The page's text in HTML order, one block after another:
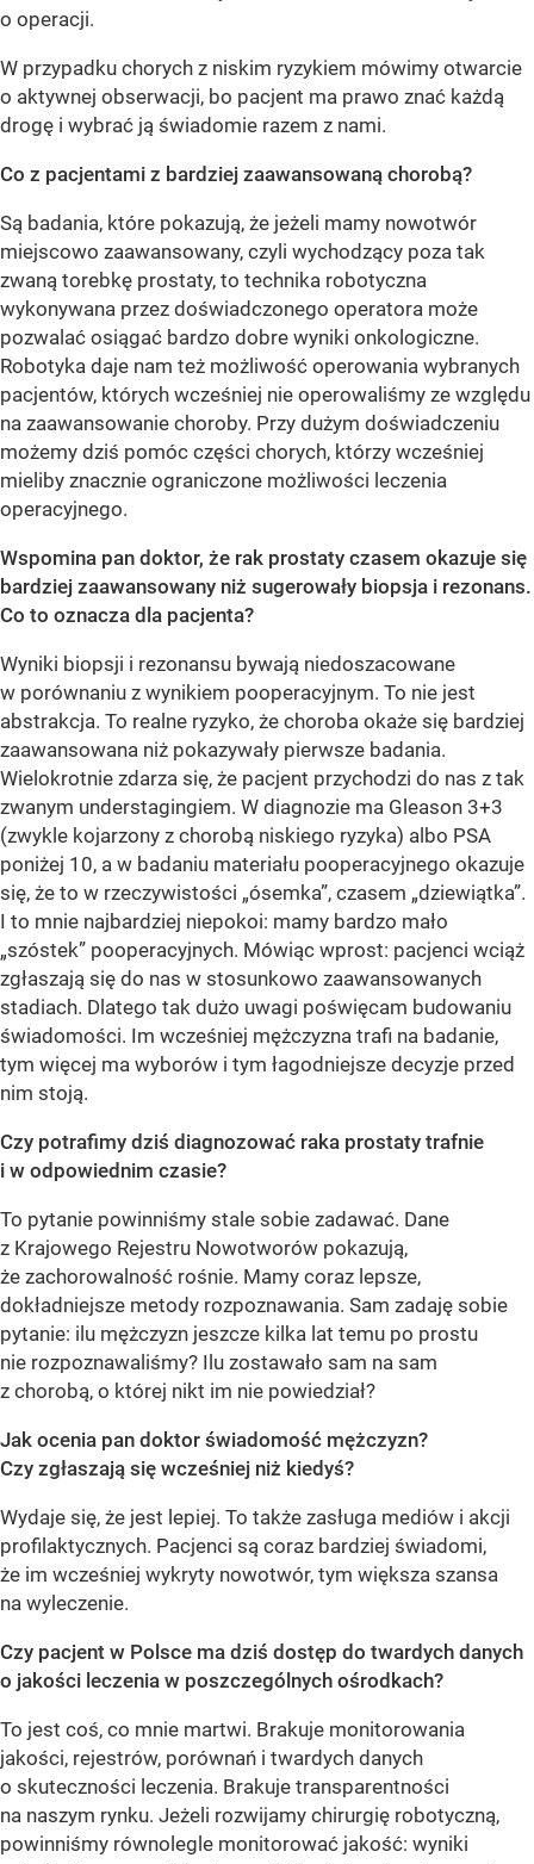
o operacji.
W przypadku chorych z niskim ryzykiem mówimy otwarcie
o aktywnej obserwacji, bo pacjent ma prawo znać każdą
drogę i wybrać ją świadomie razem z nami.
Co z pacjentami z bardziej zaawansowaną chorobą?
Są badania, które pokazują, że jeżeli mamy nowotwór
miejscowo zaawansowany, czyli wychodzący poza tak
zwaną torebkę prostaty, to technika robotyczna
wykonywana przez doświadczonego operatora może
pozwalać osiągać bardzo dobre wyniki onkologiczne.
Robotyka daje nam też możliwość operowania wybranych
pacjentów, których wcześniej nie operowaliśmy ze względu
na zaawansowanie choroby. Przy dużym doświadczeniu
możemy dziś pomóc części chorych, którzy wcześniej
mieliby znacznie ograniczone możliwości leczenia
operacyjnego.
Wspomina pan doktor, że rak prostaty czasem okazuje się
bardziej zaawansowany niż sugerowały biopsja i rezonans.
Co to oznacza dla pacjenta?
Wyniki biopsji i rezonansu bywają niedoszacowane
w porównaniu z wynikiem pooperacyjnym. To nie jest
abstrakcja. To realne ryzyko, że choroba okaże się bardziej
zaawansowana niż pokazywały pierwsze badania.
Wielokrotnie zdarza się, że pacjent przychodzi do nas z tak
zwanym understagingiem. W diagnozie ma Gleason 3+3
(zwykle kojarzony z chorobą niskiego ryzyka) albo PSA
poniżej 10, a w badaniu materiału pooperacyjnego okazuje
się, że to w rzeczywistości „ósemka”, czasem „dziewiątka”.
I to mnie najbardziej niepokoi: mamy bardzo mało
„szóstek” pooperacyjnych. Mówiąc wprost: pacjenci wciąż
zgłaszają się do nas w stosunkowo zaawansowanych
stadiach. Dlatego tak dużo uwagi poświęcam budowaniu
świadomości. Im wcześniej mężczyzna trafi na badanie,
tym więcej ma wyborów i tym łagodniejsze decyzje przed
nim stoją.
Czy potrafimy dziś diagnozować raka prostaty trafnie
i w odpowiednim czasie?
To pytanie powinniśmy stale sobie zadawać. Dane
z Krajowego Rejestru Nowotworów pokazują,
że zachorowalność rośnie. Mamy coraz lepsze,
dokładniejsze metody rozpoznawania. Sam zadaję sobie
pytanie: ilu mężczyzn jeszcze kilka lat temu po prostu
nie rozpoznawaliśmy? Ilu zostawało sam na sam
z chorobą, o której nikt im nie powiedział?
Jak ocenia pan doktor świadomość mężczyzn?
Czy zgłaszają się wcześniej niż kiedyś?
Wydaje się, że jest lepiej. To także zasługa mediów i akcji
profilaktycznych. Pacjenci są coraz bardziej świadomi,
że im wcześniej wykryty nowotwór, tym większa szansa
na wyleczenie.
Czy pacjent w Polsce ma dziś dostęp do twardych danych
o jakości leczenia w poszczególnych ośrodkach?
To jest coś, co mnie martwi. Brakuje monitorowania
jakości, rejestrów, porównań i twardych danych
o skuteczności leczenia. Brakuje transparentności
na naszym rynku. Jeżeli rozwijamy chirurgię robotyczną,
powinniśmy równolegle monitorować jakość: wyniki